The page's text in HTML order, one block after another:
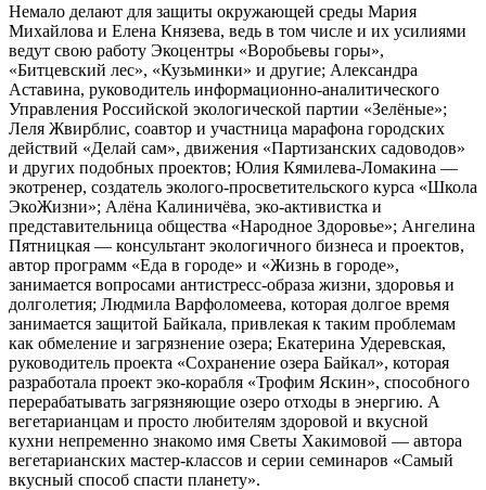
Немало делают для защиты окружающей среды Мария
Михайлова и Елена Князева, ведь в том числе и их усилиями
ведут свою работу Экоцентры «Воробьевы горы»,
«Битцевский лес», «Кузьминки» и другие; Александра
Аставина, руководитель информационно-аналитического
Управления Российской экологической партии «Зелёные»;
Леля Жвирблис, соавтор и участница марафона городских
действий «Делай сам», движения «Партизанских садоводов»
и других подобных проектов; Юлия Кямилева-Ломакина —
экотренер, создатель эколого-просветительского курса «Школа
ЭкоЖизни»; Алёна Калиничёва, эко-активистка и
представительница общества «Народное Здоровье»; Ангелина
Пятницкая — консультант экологичного бизнеса и проектов,
автор программ «Еда в городе» и «Жизнь в городе»,
занимается вопросами антистресс-образа жизни, здоровья и
долголетия; Людмила Варфоломеева, которая долгое время
занимается защитой Байкала, привлекая к таким проблемам
как обмеление и загрязнение озера; Екатерина Удеревская,
руководитель проекта «Сохранение озера Байкал», которая
разработала проект эко-корабля «Трофим Яскин», способного
перерабатывать загрязняющие озеро отходы в энергию. А
вегетарианцам и просто любителям здоровой и вкусной
кухни непременно знакомо имя Светы Хакимовой — автора
вегетарианских мастер-классов и серии семинаров «Самый
вкусный способ спасти планету».